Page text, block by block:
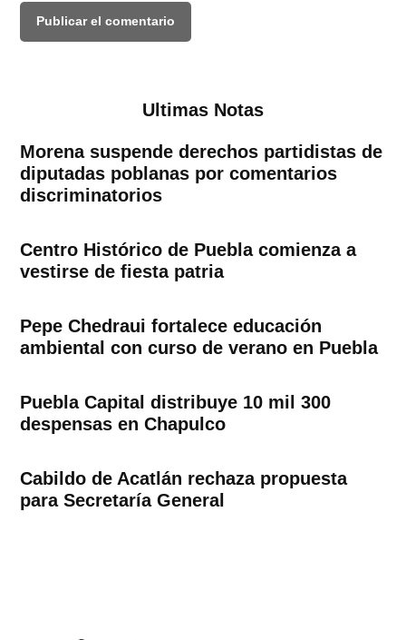
Ultimas Notas
Morena suspende derechos partidistas de
diputadas poblanas por comentarios
discriminatorios
Centro Histórico de Puebla comienza a
vestirse de fiesta patria
Pepe Chedraui fortalece educación
ambiental con curso de verano en Puebla
Puebla Capital distribuye 10 mil 300
despensas en Chapulco
Cabildo de Acatlán rechaza propuesta
para Secretaría General